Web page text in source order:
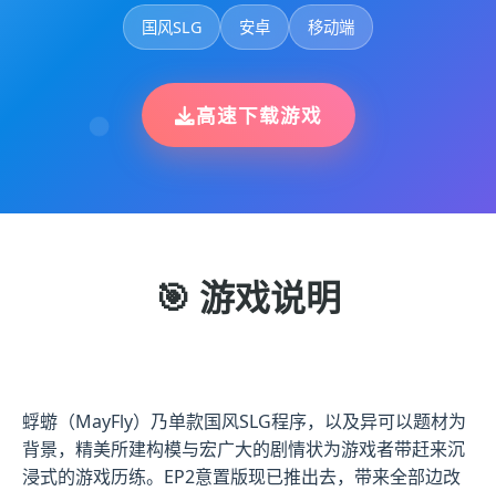
国风SLG 安卓 移动端
高速下载游戏
🎯 游戏说明
蜉蝣（MayFly）乃单款国风SLG程序，以及异可以题材为
背景，精美所建构模与宏广大的剧情状为游戏者带赶来沉
浸式的游戏历练。EP2意置版现已推出去，带来全部边改